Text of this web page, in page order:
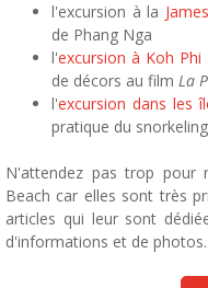
l'excursion à la
de Phang Nga
l'excursion à Koh Phi
de décors au film La
l'excursion dans les
pratique du snorkeling
N'attendez pas trop pour
Beach car elles sont très
articles qui leur sont
d'informations et de photos.